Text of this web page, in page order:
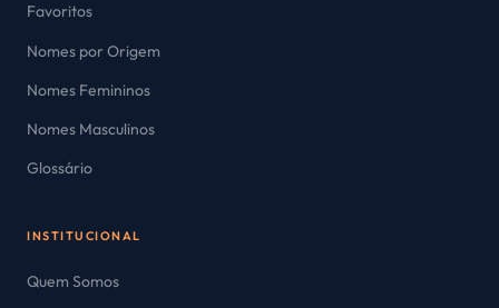
Favoritos
Nomes por Origem
Nomes Femininos
Nomes Masculinos
Glossário
INSTITUCIONAL
Quem Somos